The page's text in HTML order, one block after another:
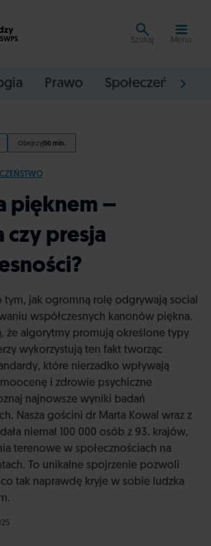
Szukaj Menu
Prawo Społeczeństwo
Obejrzyj50 min.
pięknem –
czy presja
jak ogromną rolę odgrywają social
współczesnych kanonów piękna.
że algorytmy promują określone typy
wykorzystują ten fakt tworząc
które nierzadko wpływają
i zdrowie psychiczne
najnowsze wyniki badań
Nasza gościni dr Marta Kowal wraz z
niemal 100 000 osób z 93. krajów,
terenowe w społecznościach na
To unikalne spojrzenie pozwoli
tak naprawdę kryje w sobie ludzka